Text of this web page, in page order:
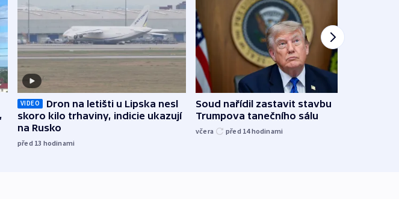
VIDEO
Dron na letišti u Lipska nesl
skoro kilo trhaviny, indicie ukazují
na Rusko
před 13 hodinami
Soud nařídil zastavit stavbu
Trumpova tanečního sálu
včera před 14hodinami